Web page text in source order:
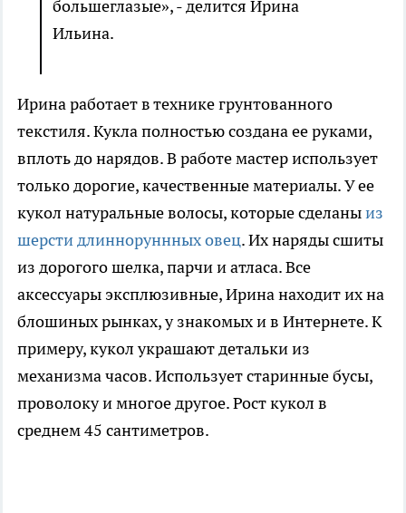
большеглазые», - делится Ирина
Ильина.
Ирина работает в технике грунтованного
текстиля. Кукла полностью создана ее руками,
вплоть до нарядов. В работе мастер использует
только дорогие, качественные материалы. У ее
кукол натуральные волосы, которые сделаныиз
шерсти длинноруннных овец. Их наряды сшиты
из дорогого шелка, парчи и атласа. Все
аксессуары эксплюзивные, Ирина находит их на
блошиных рынках, у знакомых и в Интернете. К
примеру, кукол украшают детальки из
механизма часов. Использует старинные бусы,
проволоку и многое другое. Рост кукол в
среднем 45 сантиметров.